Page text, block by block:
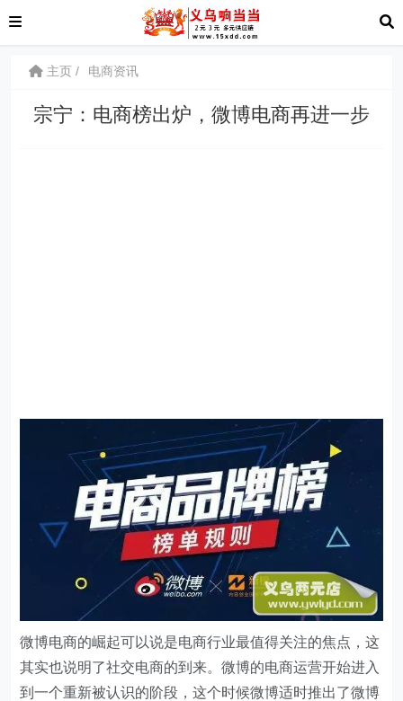
主页 电商资讯
宗宁：电商榜出炉，微博电商再进一步
微博电商的崛起可以说是电商行业最值得关注的焦点，这
其实也说明了社交电商的到来。微博的电商运营开始进入
到一个重新被认识的阶段，这个时候微博适时推出了微博